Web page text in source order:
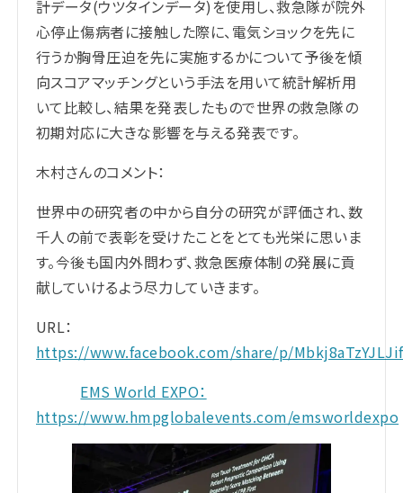
計データ(ウツタインデータ)を使用し、救急隊が院外
心停止傷病者に接触した際に、電気ショックを先に
行うか胸骨圧迫を先に実施するかについて予後を傾
向スコアマッチングという手法を用いて統計解析用
いて比較し、結果を発表したもので世界の救急隊の
初期対応に大きな影響を与える発表です。
木村さんのコメント：
世界中の研究者の中から自分の研究が評価され、数
千人の前で表彰を受けたことをとても光栄に思いま
す。今後も国内外問わず、救急医療体制の発展に貢
献していけるよう尽力していきます。
URL：
https://www.facebook.com/share/p/
EMS World EXPO：
https://www.hmpglobalevents.com/emsworldexpo